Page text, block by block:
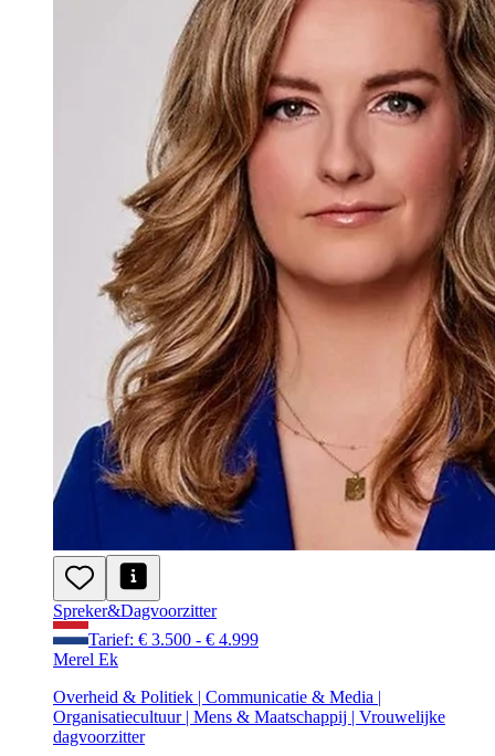
Spreker&Dagvoorzitter
Tarief: € 3.500 - € 4.999
Merel Ek
Overheid & Politiek | Communicatie & Media |
Organisatiecultuur | Mens & Maatschappij | Vrouwelijke
dagvoorzitter